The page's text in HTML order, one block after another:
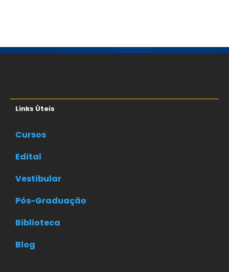
Links Úteis
Cursos
Edital
Vestibular
Pós-Graduação
Biblioteca
Blog